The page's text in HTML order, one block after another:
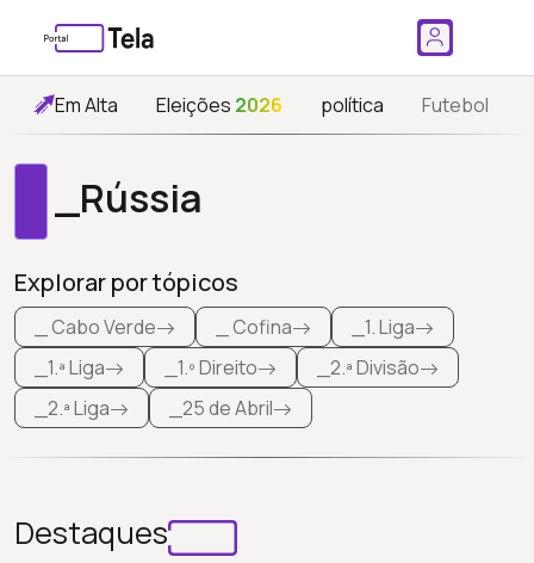
Em Alta Eleições 2026 política Futebol
_Rússia
Explorar por tópicos
_ Cabo Verde _ Cofina
_1. Liga
_1.ª Liga
_1.º Direito
_2.ª Divisão
_2.ª Liga
_25 de Abril
Destaques